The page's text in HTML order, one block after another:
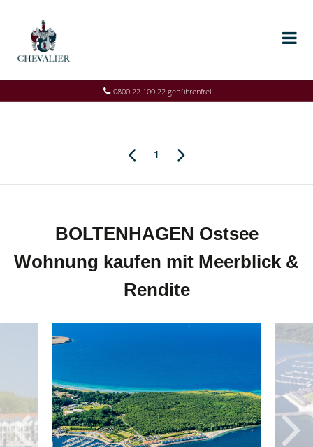
0800 22 100 22 gebührenfrei
1
BOLTENHAGEN Ostsee
Wohnung kaufen mit Meerblick &
Rendite